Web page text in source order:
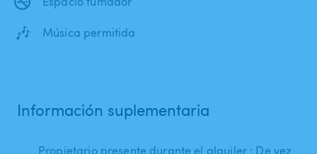
🎶 Música permitida
Información suplementaria
Propietario presente durante el alquiler : De vez